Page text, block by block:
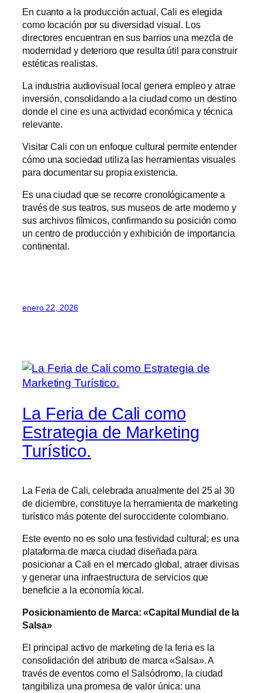
En cuanto a la producción actual, Cali es elegida
como locación por su diversidad visual. Los
directores encuentran en sus barrios una mezcla de
modernidad y deterioro que resulta útil para construir
estéticas realistas.
La industria audiovisual local genera empleo y atrae
inversión, consolidando a la ciudad como un destino
donde el cine es una actividad económica y técnica
relevante.
Visitar Cali con un enfoque cultural permite entender
cómo una sociedad utiliza las herramientas visuales
para documentar su propia existencia.
Es una ciudad que se recorre cronológicamente a
través de sus teatros, sus museos de arte moderno y
sus archivos fílmicos, confirmando su posición como
un centro de producción y exhibición de importancia
continental.
enero 22, 2026
La Feria de Cali como
Estrategia de Marketing
Turístico.
La Feria de Cali, celebrada anualmente del 25 al 30
de diciembre, constituye la herramienta de marketing
turístico más potente del suroccidente colombiano.
Este evento no es solo una festividad cultural; es una
plataforma de marca ciudad diseñada para
posicionar a Cali en el mercado global, atraer divisas
y generar una infraestructura de servicios que
beneficie a la economía local.
Posicionamiento de Marca: «Capital Mundial de la
Salsa»
El principal activo de marketing de la feria es la
consolidación del atributo de marca «Salsa». A
través de eventos como el Salsódromo, la ciudad
tangibiliza una promesa de valor única: una